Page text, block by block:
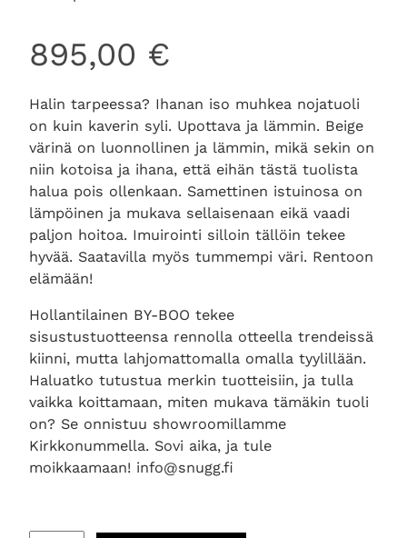
895,00 €
Halin tarpeessa? Ihanan iso muhkea nojatuoli
on kuin kaverin syli. Upottava ja lämmin. Beige
värinä on luonnollinen ja lämmin, mikä sekin on
niin kotoisa ja ihana, että eihän tästä tuolista
halua pois ollenkaan. Samettinen istuinosa on
lämpöinen ja mukava sellaisenaan eikä vaadi
paljon hoitoa. Imuirointi silloin tällöin tekee
hyvää. Saatavilla myös tummempi väri. Rentoon
elämään!
Hollantilainen BY-BOO tekee
sisustustuotteensa rennolla otteella trendeissä
kiinni, mutta lahjomattomalla omalla tyylillään.
Haluatko tutustua merkin tuotteisiin, ja tulla
vaikka koittamaan, miten mukava tämäkin tuoli
on? Se onnistuu showroomillamme
Kirkkonummella. Sovi aika, ja tule
moikkaamaan! info@snugg.fi